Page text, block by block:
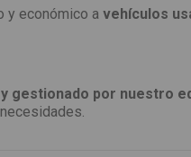
y económico a vehículos
gestionado por nuestro